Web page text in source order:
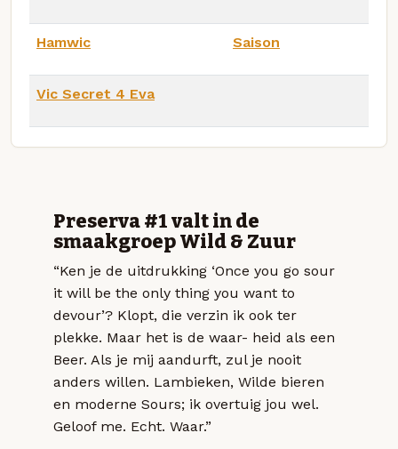
Hamwic Saison
Vic Secret 4 Eva
Preserva #1 valt in de
smaakgroep Wild & Zuur
“Ken je de uitdrukking ‘Once you go sour
it will be the only thing you want to
devour’? Klopt, die verzin ik ook ter
plekke. Maar het is de waar- heid als een
Beer. Als je mij aandurft, zul je nooit
anders willen. Lambieken, Wilde bieren
en moderne Sours; ik overtuig jou wel.
Geloof me. Echt. Waar.”